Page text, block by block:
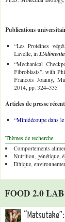
Publications
“Les Protéines
Lavelle, in
“Mechanical
Fibroblasts”, with
Francois Joanny,
2014, pp. 324–335
Articles de presse
“Minidécoupe dans
Thèmes de recherche
Comportements
Nutrition, génétique,
Ethique,
FOOD 2.0